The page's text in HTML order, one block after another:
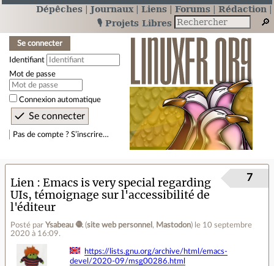
Dépêches Journaux Liens Forums
Rédaction
🎙️ Projets Libres
Se connecter
Identifiant
Mot de passe
Connexion automatique
Pas de compte ? S’inscrire…
Lien
Emacs is very special regarding
UIs, témoignage sur l'accessibilité de
l'éditeur
Posté par Ysabeau 🧶 (site web personnel , Mastodon) le 10 septembre
2020 à 16:09.
7
https://lists.gnu.org/archive/html/emacs-
devel/2020-09/msg00286.html